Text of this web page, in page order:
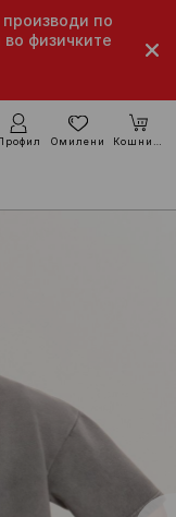
по
физичките
Омилени Кошничка